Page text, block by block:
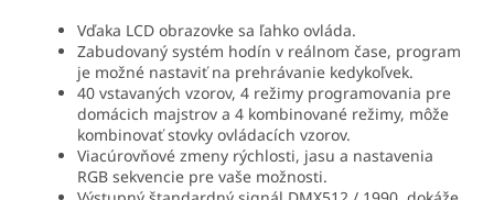
Vďaka LCD obrazovke sa ľahko ovláda.
Zabudovaný systém hodín v reálnom čase, program
je možné nastaviť na prehrávanie kedykoľvek.
40 vstavaných vzorov, 4 režimy programovania pre
domácich majstrov a 4 kombinované režimy, môže
kombinovať stovky ovládacích vzorov.
Viacúrovňové zmeny rýchlosti, jasu a nastavenia
RGB sekvencie pre vaše možnosti.